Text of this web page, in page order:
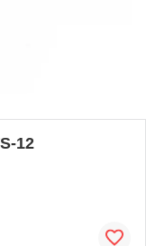
12